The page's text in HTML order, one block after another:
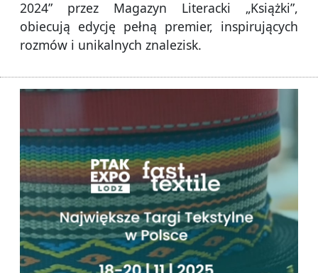
2024” przez Magazyn Literacki „Książki”,
obiecują edycję pełną premier, inspirujących
rozmów i unikalnych znalezisk.